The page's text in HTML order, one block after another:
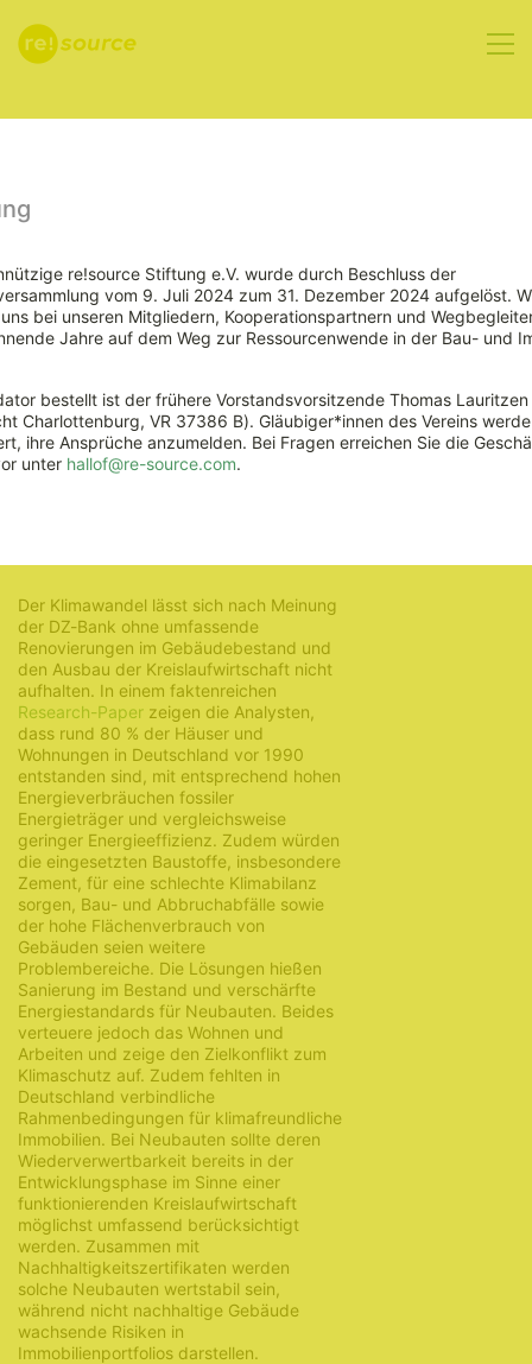
Gebäudebestand
Rolle bei der
Klimawende
Der Klimawandel lässt sich nach Meinung
der DZ-Bank ohne umfassende
Renovierungen im Gebäudebestand und
den Ausbau der Kreislaufwirtschaft nicht
aufhalten. In einem faktenreichen
Research-Paper zeigen die Analysten,
dass rund 80 % der Häuser und
Wohnungen in Deutschland vor 1990
entstanden sind, mit entsprechend hohen
Energieverbräuchen fossiler
Energieträger und vergleichsweise
geringer Energieeffizienz. Zudem würden
die eingesetzten Baustoffe, insbesondere
Zement, für eine schlechte Klimabilanz
sorgen, Bau- und Abbruchabfälle sowie
der hohe Flächenverbrauch von
Gebäuden seien weitere
Problembereiche. Die Lösungen hießen
Sanierung im Bestand und verschärfte
Energiestandards für Neubauten. Beides
verteuere jedoch das Wohnen und
Arbeiten und zeige den Zielkonflikt zum
Klimaschutz auf. Zudem fehlten in
Deutschland verbindliche
Rahmenbedingungen für klimafreundliche
Immobilien. Bei Neubauten sollte deren
Wiederverwertbarkeit bereits in der
Entwicklungsphase im Sinne einer
funktionierenden Kreislaufwirtschaft
möglichst umfassend berücksichtigt
werden. Zusammen mit
Nachhaltigkeitszertifikaten werden
solche Neubauten wertstabil sein,
während nicht nachhaltige Gebäude
wachsende Risiken in
Immobilienportfolios darstellen.
re!source Stiftung e.V. wurde durch Beschluss der
vom 9. Juli 2024 zum 31. Dezember 2024 aufgelöst.
bei unseren Mitgliedern, Kooperationspartnern und
Jahre auf dem Weg zur Ressourcenwende in der Bau- und
bestellt ist der frühere Vorstandsvorsitzende Thomas Lauritzen
Charlottenburg, VR 37386 B). Gläubiger*innen des Vereins
ihre Ansprüche anzumelden. Bei Fragen erreichen Sie die
unter hallof@re-source.com.